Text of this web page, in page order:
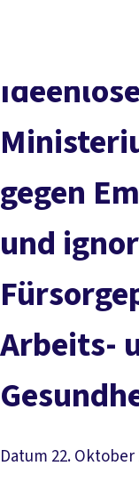
gegen
und
Arbeits-
Datum 22. Oktober